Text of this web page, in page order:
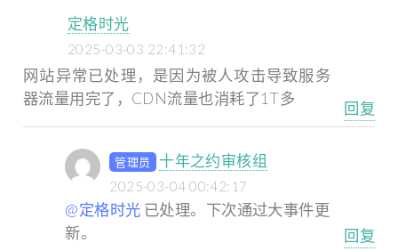
定格时光
2025-03-03 22:41:32
网站异常已处理，是因为被人攻击导致服务
器流量用完了，CDN流量也消耗了1T多
回复
管理员 十年之约审核组
2025-03-04 00:42:17
@定格时光 已处理。下次通过大事件更
新。
回复